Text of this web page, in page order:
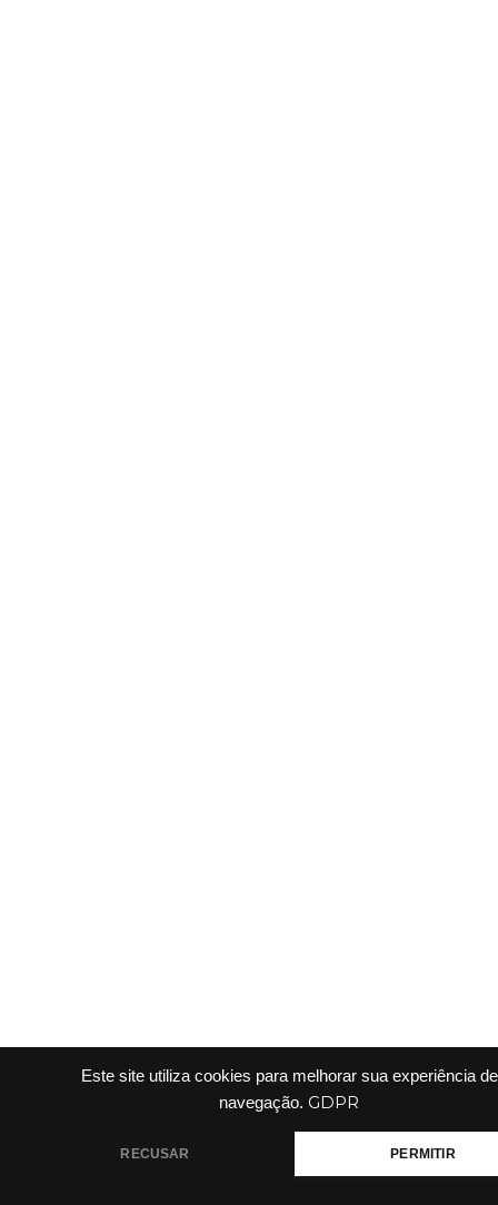
Este site utiliza cookies para melhorar sua experiência de
navegação. GDPR
RECUSAR PERMITIR